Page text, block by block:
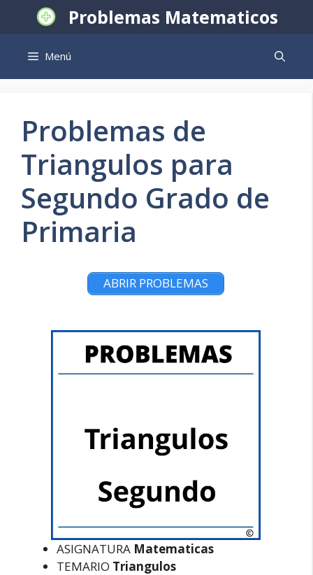
Problemas Matematicos
Menú
Problemas de
Triangulos para
Segundo Grado de
Primaria
ABRIR PROBLEMAS
ASIGNATURA Matematicas
TEMARIO Triangulos